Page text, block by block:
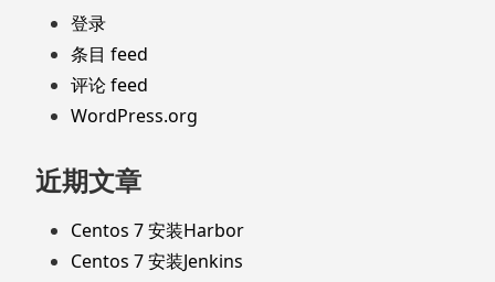
登录
条目 feed
评论 feed
WordPress.org
近期文章
Centos 7 安装Harbor
Centos 7 安装Jenkins